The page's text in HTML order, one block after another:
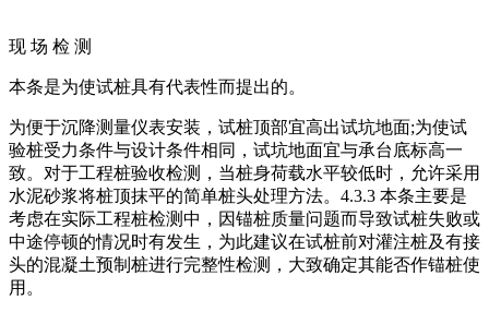
现 场 检 测
本条是为使试桩具有代表性而提出的。
为便于沉降测量仪表安装，试桩顶部宜高出试坑地面;为使试
验桩受力条件与设计条件相同，试坑地面宜与承台底标高一
致。对于工程桩验收检测，当桩身荷载水平较低时，允许采用
水泥砂浆将桩顶抹平的简单桩头处理方法。4.3.3 本条主要是
考虑在实际工程桩检测中，因锚桩质量问题而导致试桩失败或
中途停顿的情况时有发生，为此建议在试桩前对灌注桩及有接
头的混凝土预制桩进行完整性检测，大致确定其能否作锚桩使
用。